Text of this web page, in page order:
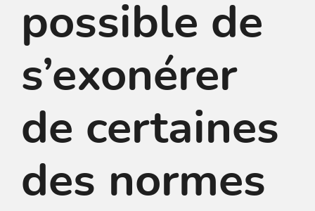
possible de
s’exonérer
de certaines
des normes